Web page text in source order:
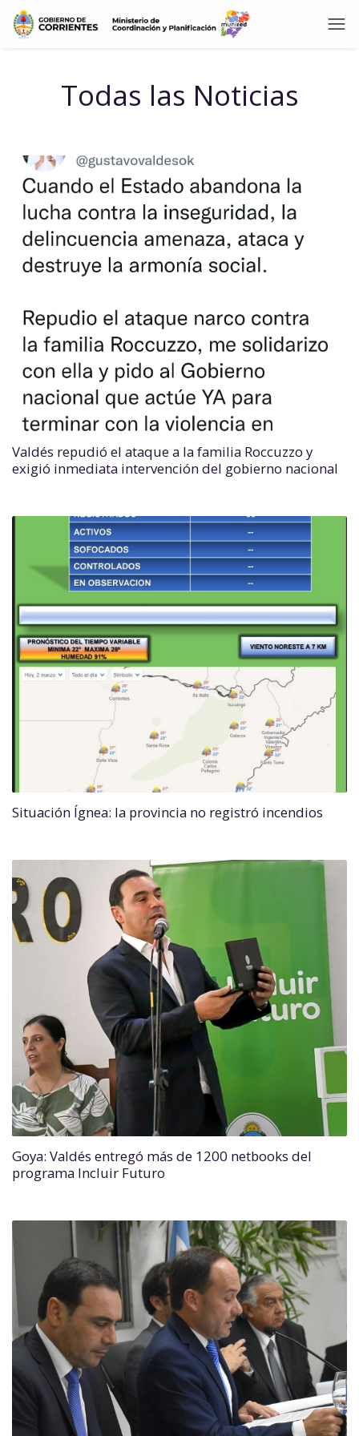
Todas las Noticias
Valdés repudió el ataque a la familia Roccuzzo y
exigió inmediata intervención del gobierno nacional
Situación Ígnea: la provincia no registró incendios
Goya: Valdés entregó más de 1200 netbooks del
programa Incluir Futuro